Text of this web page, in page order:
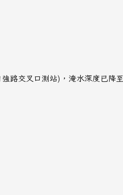
路交叉口測站)，淹水深度已降至